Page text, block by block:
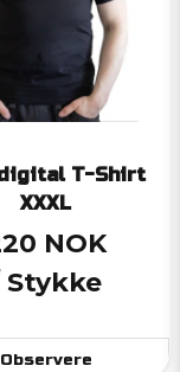
T-Shirt
XXXL
NOK
Stykke
Observere